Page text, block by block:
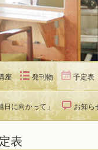
座 発刊物 予定表
日に向かって」 お知ら
表